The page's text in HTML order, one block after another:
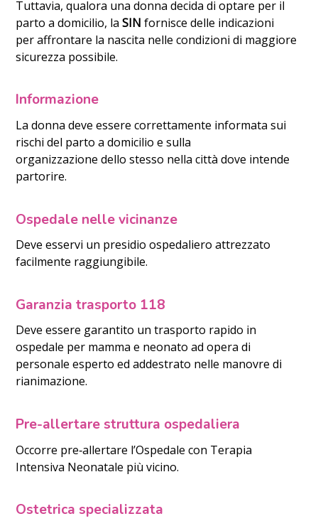
Tuttavia, qualora una donna decida di optare per il
parto a domicilio, laSIN fornisce delle indicazioni
per affrontare la nascita nelle condizioni di maggiore
sicurezza possibile.
Informazione
La donna deve essere correttamente informata sui
rischi del parto a domicilio e sulla
organizzazione dello stesso nella città dove intende
partorire.
Ospedale nelle vicinanze
Deve esservi un presidio ospedaliero attrezzato
facilmente raggiungibile.
Garanzia trasporto 118
Deve essere garantito un trasporto rapido in
ospedale per mamma e neonato ad opera di
personale esperto ed addestrato nelle manovre di
rianimazione.
Pre-allertare struttura ospedaliera
Occorre pre‐allertare l’Ospedale con Terapia
Intensiva Neonatale più vicino.
Ostetrica specializzata